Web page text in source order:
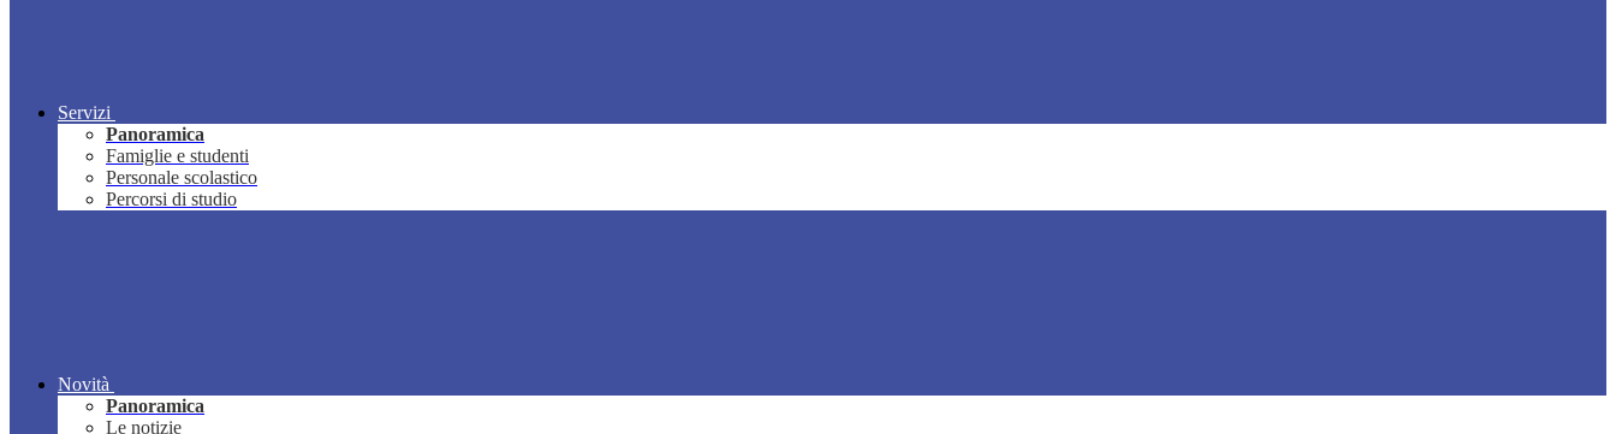
Servizi
Panoramica
Famiglie e studenti
Personale scolastico
Percorsi di studio
Novità
Panoramica
Le notizie